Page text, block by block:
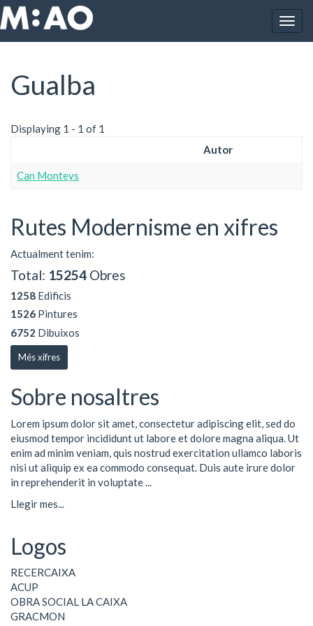
Vés al contingut
Inici Gualba
Gualba
Displaying 1 - 1 of 1
Autor
Can Monteys
Rutes Modernisme en xifres
Actualment tenim:
Total: 15254 Obres
1258 Edificis
1526 Pintures
6752 Dibuixos
Més xifres
Sobre nosaltres
Lorem ipsum dolor sit amet, consectetur adipiscing elit, sed do
eiusmod tempor incididunt ut labore et dolore magna aliqua. Ut
enim ad minim veniam, quis nostrud exercitation ullamco laboris
nisi ut aliquip ex ea commodo consequat. Duis aute irure dolor
in reprehenderit in voluptate ...
Llegir mes...
Logos
RECERCAIXA
ACUP
OBRA SOCIAL LA CAIXA
GRACMON